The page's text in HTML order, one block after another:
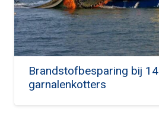
Brandstofbesparing bij 14
garnalenkotters